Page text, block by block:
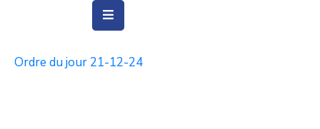
Vie
Ordre du jour 21-12-24